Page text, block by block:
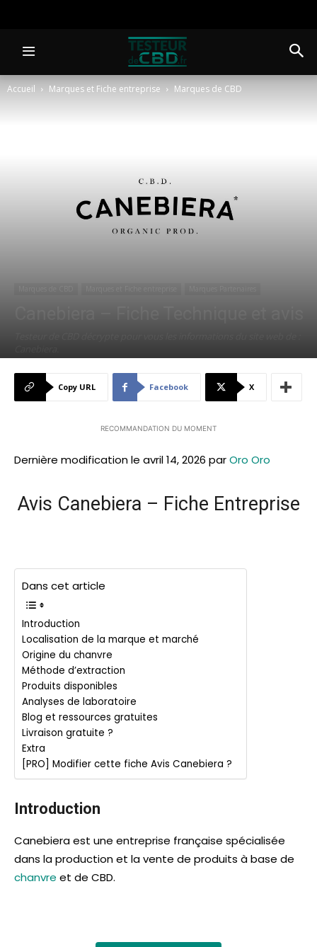
Accueil Marques et Fiche entreprise Marques de CBD
Canebiera – Fiche Technique et avis
Copy URL
Facebook X
RECOMMANDATION DU MOMENT
Dernière modification le avril 14, 2026 parOro Oro
Avis Canebiera – Fiche Entreprise
Dans cet article
Introduction
Localisation de la marque et marché
Origine du chanvre
Méthode d’extraction
Produits disponibles
Analyses de laboratoire
Blog et ressources gratuites
Livraison gratuite ?
Extra
[PRO] Modifier cette fiche Avis Canebiera ?
Introduction
Canebiera est une entreprise française spécialisée
dans la production et la vente de produits à base de
chanvre et de CBD.